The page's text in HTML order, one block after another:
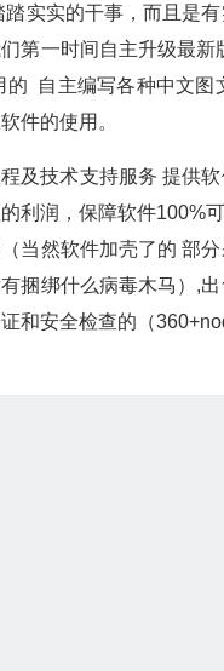
踏实实的干事，而且是
第一时间自主升级最新
的 自主编写各种中文图
件的使用。
及技术支持服务 提供软
利润，保障软件100%
当然软件加壳了的 部
捆绑什么病毒木马）,
和安全检查的（